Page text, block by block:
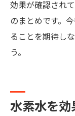
効果が確認され
のまとめです。
ることを期待し
う。
水素水を効